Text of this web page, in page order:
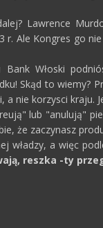
Lawrence
r. Ale Kongres go
Włoski
Skąd to wiemy?
a nie korzysci
lub "anulują"
że zaczynasz
władzy, a więc
reszka -ty